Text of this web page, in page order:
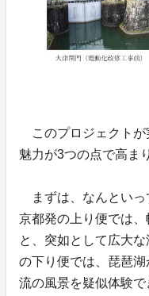
このプロジェクトが
魅力が3つの点で高ま
まずは、なんといっ
京都発の上り便では
と、突如として広大
の下り便では、琵琶
流の風景を疑似体験で